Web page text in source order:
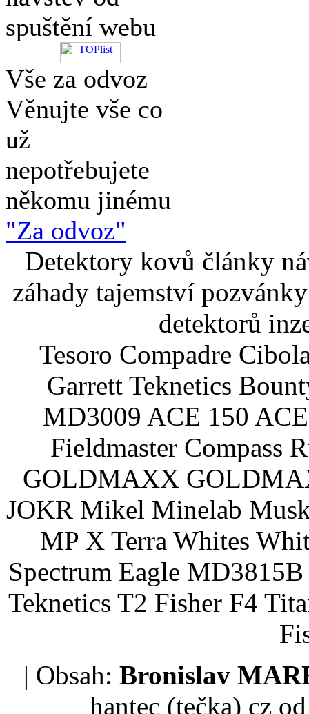
spuštění webu
Vše za odvoz
Věnujte vše co
už
nepotřebujete
někomu jinému
"Za odvoz"
Detektory kovů články
záhady tajemství
detektorů
Tesoro Compadre
Garrett Teknetics
MD3009 ACE 150
Fieldmaster Compass
GOLDMAXX
JOKR Mikel Minelab
MP X Terra Whites
Spectrum Eagle
Teknetics T2 Fisher F4
| Obsah: Bronislav
hantec (tečka) czod